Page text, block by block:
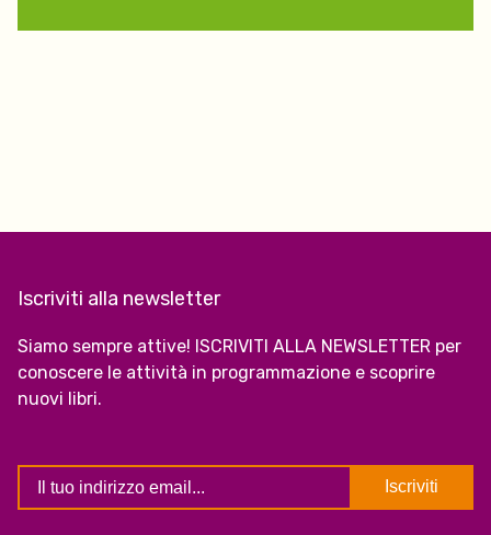
Iscriviti alla newsletter
Siamo sempre attive! ISCRIVITI ALLA NEWSLETTER per
conoscere le attività in programmazione e scoprire
nuovi libri.